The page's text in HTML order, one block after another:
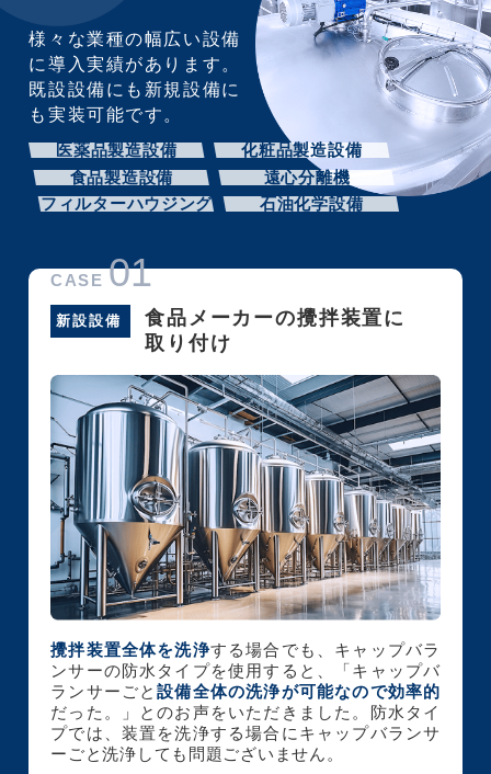
様々な業種の幅広い設備
に導入実績があります。
既設設備にも新規設備に
も実装可能です。
医薬品製造設備
化粧品製造設備
食品製造設備
遠心分離機
フィルターハウジング
石油化学設備
CASE 01
新設設備
食品メーカーの攪拌装置に
取り付け
攪拌装置全体を洗浄する場合でも、キャップバラ
ンサーの防水タイプを使用すると、「キャップバ
ランサーごと設備全体の洗浄が可能なので効率的
だった。」とのお声をいただきました。防水タイ
プでは、装置を洗浄する場合にキャップバランサ
ーごと洗浄しても問題ございません。